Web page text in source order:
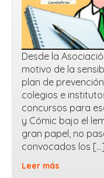
Desde la
motivo de la
plan de
colegios e
concursos para
y Cómic bajo el
gran papel, no
convocados los […]
Leer más